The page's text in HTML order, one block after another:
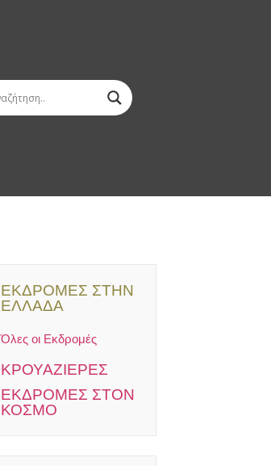
ΕΚΔΡΟΜΕΣ ΣΤΗΝ
ΕΛΛΑΔΑ
Όλες οι Εκδρομές
ΚΡΟΥΑΖΙΕΡΕΣ
ΕΚΔΡΟΜΕΣ ΣΤΟΝ
ΚΟΣΜΟ